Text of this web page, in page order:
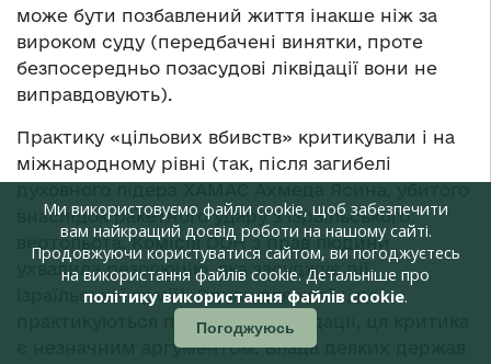
може бути позбавлений життя інакше ніж за
вироком суду (передбачені винятки, проте
безпосередньо позасудові ліквідації вони не
виправдовують).
Практику «цільових вбивств» критикували і на
міжнародному рівні (так, після загибелі
внаслідок ракетного удару з ізраїльського
вертольота, Комісія ООН з прав людини
ухвалила резолюцію, яка засуджує дії
ізраїльської армії). Однак для країн, де
практикуються позасудові ліквідації, ця критика
є незначним аргументом. Влада деяких держав
Ми використовуємо файли cookie, щоб забезпечити
вам найкращий досвід роботи на нашому сайті.
Продовжуючи користуватися сайтом, ви погоджуєтесь
на використання файлів cookie. Детальніше про
політику використання файлів cookie.
Погоджуюсь